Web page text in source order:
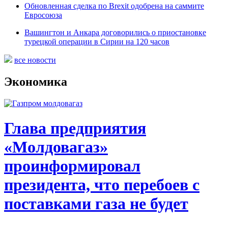
Обновленная сделка по Brexit одобрена на саммите
Евросоюза
Вашингтон и Анкара договорились о приостановке
турецкой операции в Сирии на 120 часов
все новости
Экономика
Глава предприятия
«Молдовагаз»
проинформировал
президента, что перебоев с
поставками газа не будет